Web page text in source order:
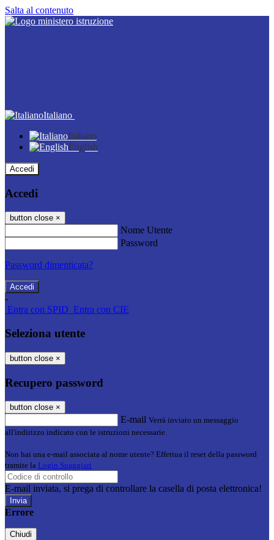
Salta al contenuto
Italiano
Italiano
English
Accedi
Accedi
button close ×
Nome Utente
Password
Password dimenticata?
-
Entra con SPID Entra con CIE
Seleziona utente
button close ×
Recupero password
button close ×
E-mail Verrà inviato un messaggio
all'indirizzo indicato con le istruzioni necessarie.
Non hai una e-mail associata al nome utente? Effettua il reset della password
tramite la Login Spaggiari
E-mail inviata, si prega di controllare la casella di posta elettronica!
Errore
Chiudi